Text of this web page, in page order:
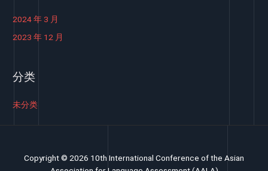
2024 年 3 月
2023 年 12 月
分类
未分类
Copyright © 2026 10th International Conference of the Asian